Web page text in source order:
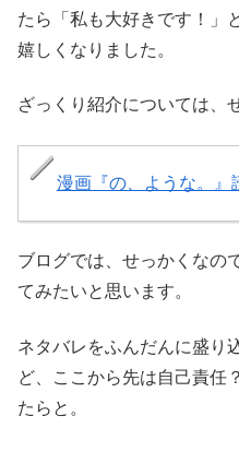
たら「私も大好きです！」
嬉しくなりました。
ざっくり紹介については、
漫画『の、ような。』
ブログでは、せっかくなの
てみたいと思います。
ネタバレをふんだんに盛り
ど、ここから先は自己責任
たらと。